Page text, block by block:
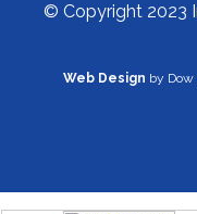
© Copyright 2023
Web Design by Dow